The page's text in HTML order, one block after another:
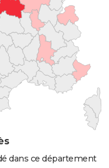
dans ce département